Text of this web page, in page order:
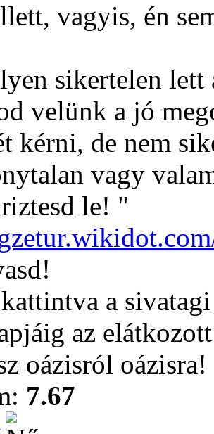
vagyis, én
sikertelen lett
velünk a jó
kérni, de nem
vagy
le! "
a sivatagi
az
oázisról oázisra!
7.67